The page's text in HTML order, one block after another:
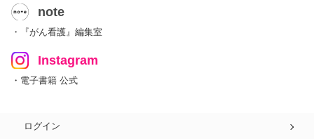
note
・『がん看護』編集室
Instagram
・電子書籍 公式
ログイン